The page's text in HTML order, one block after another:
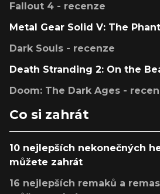
Fallout 4 - recenze
Metal Gear Solid V: The
Dark Souls - recenze
Death Stranding 2: On the
Doom: The Dark Ages -
Co si zahrát
10 nejlepších nekonečných
můžete zahrát
16 nejlepších remaků a